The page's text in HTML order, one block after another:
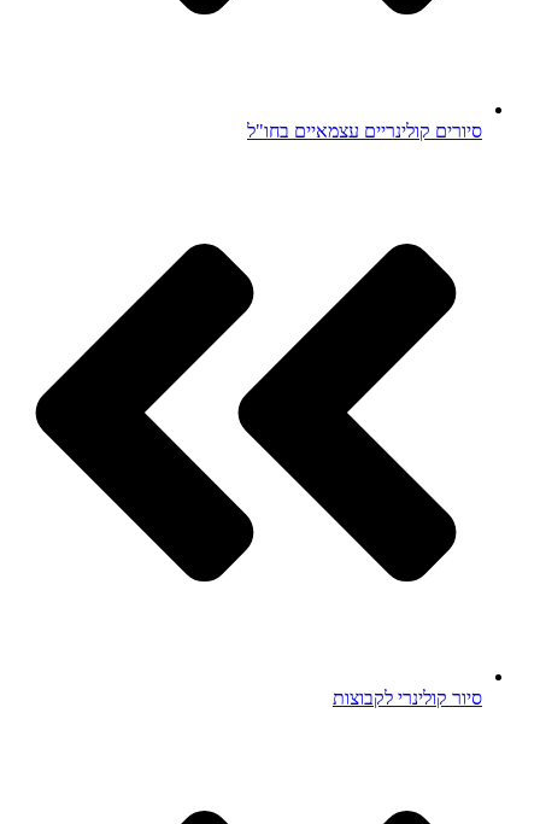
סיורים קולינריים עצמאיים בחו"ל
סיור קולינרי לקבוצות